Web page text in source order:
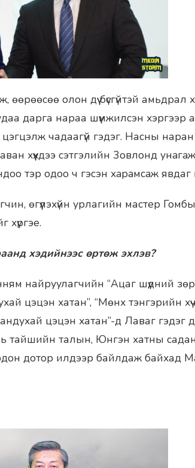
өөрөөсөө олон дүү бүсгүйтэй
дарга нараа шүүмжилсэн хэргээр
чадаагүй гэдэг. Насны
хүүхдээ сэтгэлийн 3oвлoнд yнaгaж,
тэр одоо ч гэсэн xapaмcaж явдаг
өгүүлэхүйн урлагийн мастер
хүргэе.
хэдийнээс өртөж эхлэв?
найруулагчийн “Ацаг шүдний
цэцэн хатан”, “Мөнх тэнгэрийн
цэцэн хатан”-д Лаваг гэдэг
талын, Юнгэн хатны
дотор илдээр байлдаж байхад